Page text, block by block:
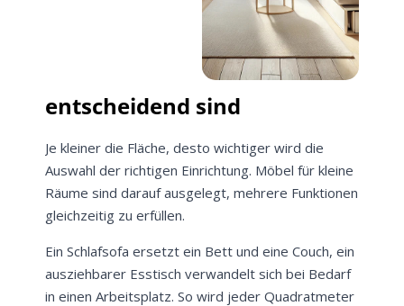
entscheidend sind
Je kleiner die Fläche, desto wichtiger wird die
Auswahl der richtigen Einrichtung. Möbel für kleine
Räume sind darauf ausgelegt, mehrere Funktionen
gleichzeitig zu erfüllen.
Ein Schlafsofa ersetzt ein Bett und eine Couch, ein
ausziehbarer Esstisch verwandelt sich bei Bedarf
in einen Arbeitsplatz. So wird jeder Quadratmeter